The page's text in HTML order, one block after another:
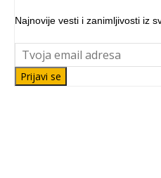
Najnovije vesti i zanimljivosti iz
Prijavi se